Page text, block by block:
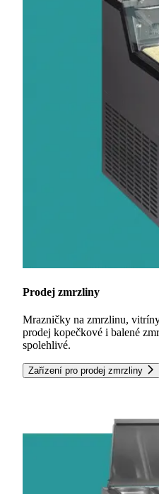
Prodej zmrzliny
Mrazničky na zmrzlinu,
prodej kopečkové i balené
spolehlivé.
Zařízení pro prodej zmrzliny